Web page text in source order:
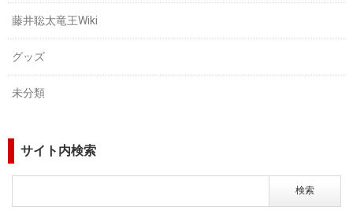
藤井聡太竜王Wiki
グッズ
未分類
サイト内検索